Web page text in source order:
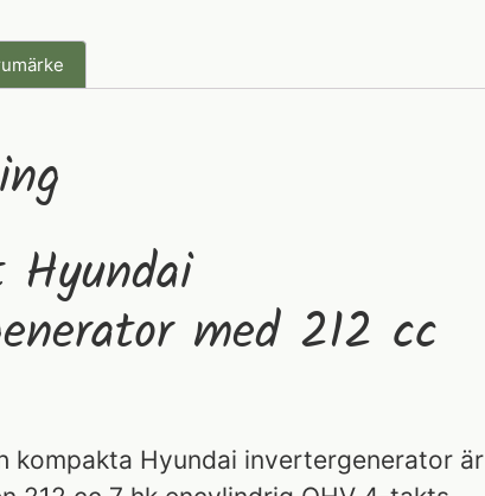
Hyundai
med 212 cc
kompakta Hyundai invertergenerator är